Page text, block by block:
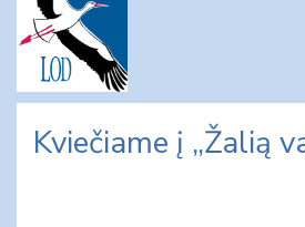
content
Kviečiame į „Žalią